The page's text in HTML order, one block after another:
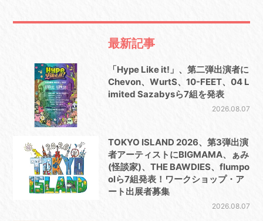
最新記事
「Hype Like it!」、第二弾出演者に
Chevon、WurtS、10-FEET、04 L
imited Sazabysら7組を発表
2026.08.07
TOKYO ISLAND 2026、第3弾出演
者アーティストにBIGMAMA、ぁみ
(怪談家)、THE BAWDIES、flumpo
olら7組発表！ワークショップ・ア
ート出展者募集
2026.08.07